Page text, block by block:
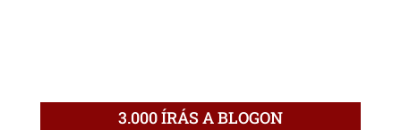
3.000 ÍRÁS A BLOGON